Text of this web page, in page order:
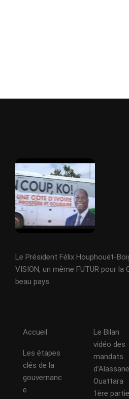
Le Président Félix Houphouët-
VISION, un même FUTUR pour
beau pays.
Accueil
Les étapes
clés de la
gouvernanc
e
Le Bilan
vidéo des
mandats
d’Alassane
Ouattara
1ère partie